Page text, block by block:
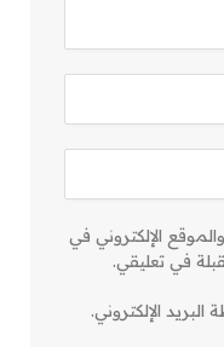
الإلكتروني في
في تعليقي.
الإلكتروني.